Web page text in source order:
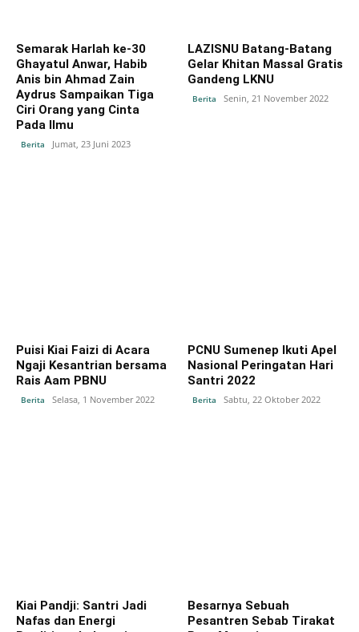
Semarak Harlah ke-30
Ghayatul Anwar, Habib
Anis bin Ahmad Zain
Aydrus Sampaikan Tiga
Ciri Orang yang Cinta
Pada Ilmu
Berita Jumat, 23 Juni 2023
LAZISNU Batang-Batang
Gelar Khitan Massal Gratis
Gandeng LKNU
Berita Senin, 21 November 2022
Puisi Kiai Faizi di Acara
Ngaji Kesantrian bersama
Rais Aam PBNU
Berita Selasa, 1 November 2022
PCNU Sumenep Ikuti Apel
Nasional Peringatan Hari
Santri 2022
Berita Sabtu, 22 Oktober 2022
Kiai Pandji: Santri Jadi
Nafas dan Energi
Besarnya Sebuah
Pesantren Sebab Tirakat